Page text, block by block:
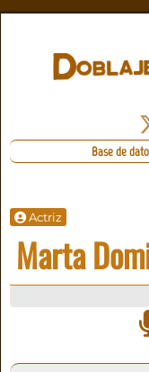
Base de
Actriz
Marta